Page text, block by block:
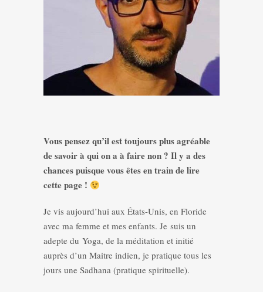
Vous pensez qu’il est toujours plus agréable
de savoir à qui on a à faire non ? Il y a des
chances puisque vous êtes en train de lire
cette page !
Je vis aujourd’hui aux États-Unis, en Floride
avec ma femme et mes enfants. Je suis un
adepte du Yoga, de la méditation et initié
auprès d’un Maitre indien, je pratique tous les
jours une Sadhana (pratique spirituelle).